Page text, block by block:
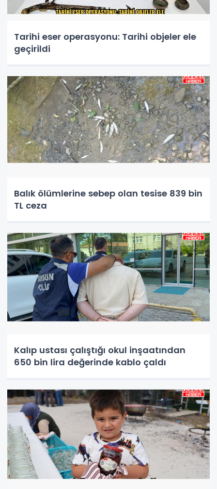
Tarihi eser operasyonu: Tarihi objeler ele
geçirildi
Balık ölümlerine sebep olan tesise 839 bin
TL ceza
Kalıp ustası çalıştığı okul inşaatından
650 bin lira değerinde kablo çaldı